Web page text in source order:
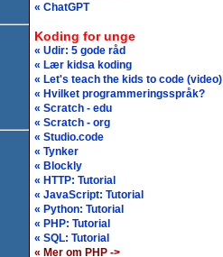
« ChatGPT
Koding for unge
« Udir: 5 gode råd
« Lær kidsa koding
« Let's teach the kids to code (video)
« Hvilket programmeringsspråk?
« Scratch - edu
« Scratch - org
« Studio.code
« Tynker
« Blockly
« HTTP: Tutorial
« JavaScript: Tutorial
« Python: Tutorial
« PHP: Tutorial
« SQL: Tutorial
« Mer om PHP ->